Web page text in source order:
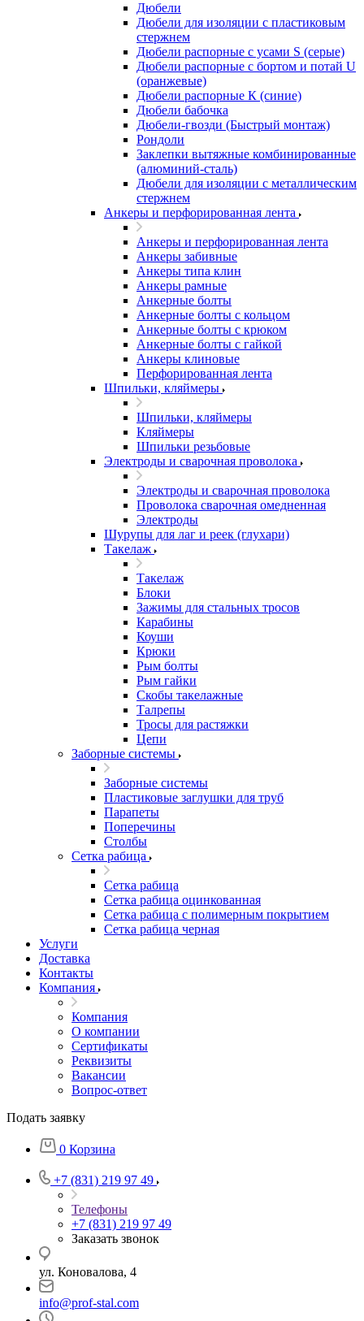
Дюбели
Дюбели для изоляции с пластиковым
стержнем
Дюбели распорные с усами S (серые)
Дюбели распорные c бортом и потай U
(оранжевые)
Дюбели распорные К (синие)
Дюбели бабочка
Дюбели-гвозди (Быстрый монтаж)
Рондоли
Заклепки вытяжные комбинированные
(алюминий-сталь)
Дюбели для изоляции с металлическим
стержнем
Анкеры и перфорированная лента
Анкеры и перфорированная лента
Анкеры забивные
Анкеры типа клин
Анкеры рамные
Анкерные болты
Анкерные болты с кольцом
Анкерные болты с крюком
Анкерные болты с гайкой
Анкеры клиновые
Перфорированная лента
Шпильки, кляймеры
Шпильки, кляймеры
Кляймеры
Шпильки резьбовые
Электроды и сварочная проволока
Электроды и сварочная проволока
Проволока сварочная омедненная
Электроды
Шурупы для лаг и реек (глухари)
Такелаж
Такелаж
Блоки
Зажимы для стальных тросов
Карабины
Коуши
Крюки
Рым болты
Рым гайки
Скобы такелажные
Талрепы
Тросы для растяжки
Цепи
Заборные системы
Заборные системы
Пластиковые заглушки для труб
Парапеты
Поперечины
Столбы
Сетка рабица
Сетка рабица
Сетка рабица оцинкованная
Сетка рабица с полимерным покрытием
Сетка рабица черная
Услуги
Доставка
Контакты
Компания
Компания
О компании
Сертификаты
Реквизиты
Вакансии
Вопрос-ответ
Подать заявку
0 Корзина
+7 (831) 219 97 49
Телефоны
+7 (831) 219 97 49
Заказать звонок
ул. Коновалова, 4
info@prof-stal.com